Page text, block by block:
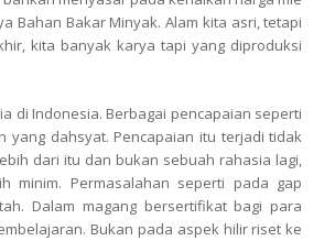
Bahan Bakar Minyak. Alam kita asri, tetapi
kita banyak karya tapi yang diproduksi
di Indonesia. Berbagai pencapaian seperti
dahsyat. Pencapaian itu terjadi tidak
dari itu dan bukan sebuah rahasia lagi,
Permasalahan seperti pada gap
Dalam magang bersertifikat bagi para
Bukan pada aspek hilir riset ke